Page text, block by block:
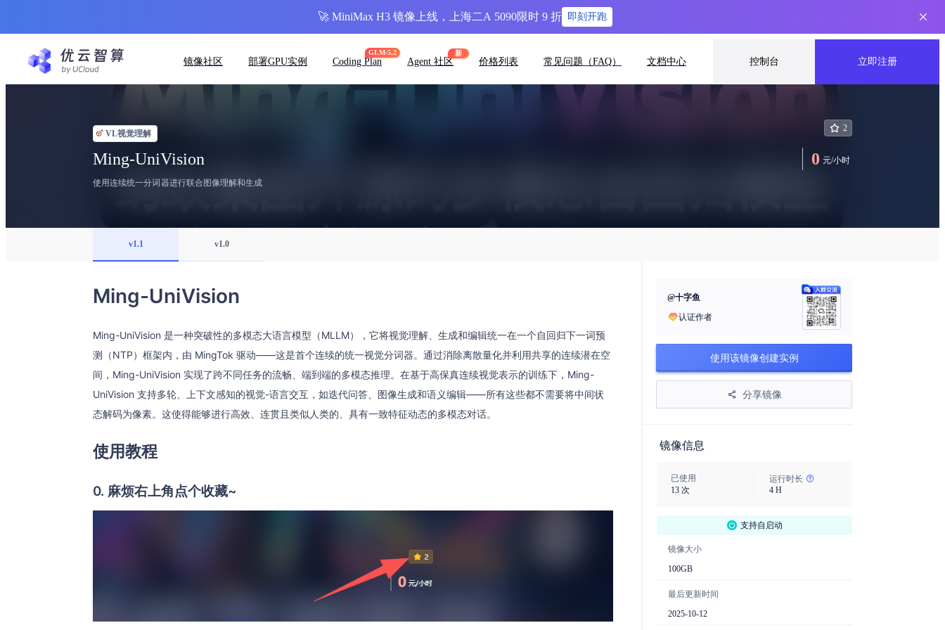
镜像社区 部署GPU实例
GLM-5.2
Coding Plan
新
Agent 社区 价格列表 常见问题（FAQ） 文档中心 控制台 立即注册
VL视觉理解
Ming-UniVision
使用连续统一分词器进行联合图像理解和生成
2
0 元/小时
v1.1 v1.0
Ming-UniVision
Ming-UniVision 是一种突破性的多模态大语言模型（MLLM），它将视觉理解、生成和编辑统一在一个自回归下一词预
测（NTP）框架内，由 MingTok 驱动——这是首个连续的统一视觉分词器。通过消除离散量化并利用共享的连续潜在空
间，Ming-UniVision 实现了跨不同任务的流畅、端到端的多模态推理。在基于高保真连续视觉表示的训练下，Ming-
UniVision 支持多轮、上下文感知的视觉-语言交互，如迭代问答、图像生成和语义编辑——所有这些都不需要将中间状
态解码为像素。这使得能够进行高效、连贯且类似人类的、具有一致特征动态的多模态对话。
使用教程
0. 麻烦右上角点个收藏~
@十字鱼
认证作者
使用该镜像创建实例
分享镜像
镜像信息
已使用
13 次
运行时长
4H
支持自启动
镜像大小
100GB
最后更新时间
2025-10-12
🚀 MiniMax H3 镜像上线，上海二A 5090限时 9 折 即刻开跑